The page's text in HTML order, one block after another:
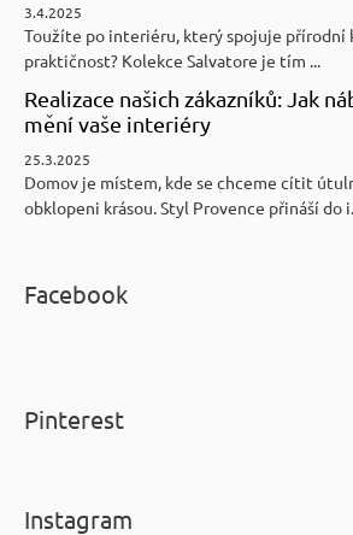
3.4.2025
Toužíte po interiéru, který spojuje přírodní
praktičnost? Kolekce Salvatore je tím ...
Realizace našich zákazníků: Jak
mění vaše interiéry
25.3.2025
Domov je místem, kde se chceme cítit
obklopeni krásou. Styl Provence přináší do
Facebook
Pinterest
Instagram